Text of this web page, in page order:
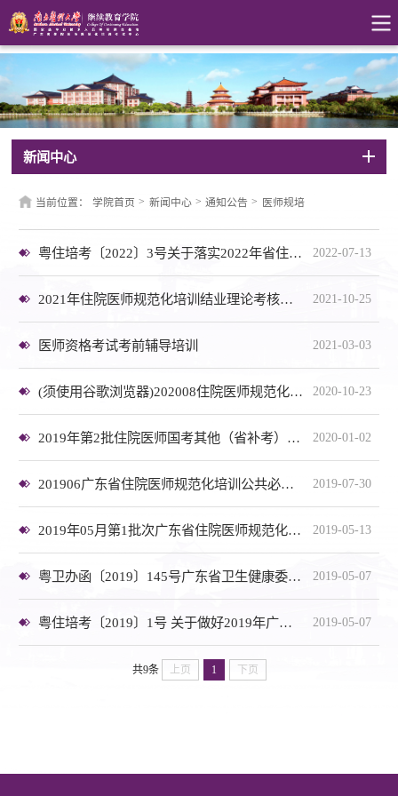
新闻中心
当前位置： 学院首页 > 新闻中心 > 通知公告 > 医师规培
粤住培考〔2022〕3号关于落实2022年省住院医师规范化培训和助理全科医生培训结业考核疫情防控工作的通知 2022-07-13
2021年住院医师规范化培训结业理论考核（国考加试）集中考点疫情防控方案 2021-10-25
医师资格考试考前辅导培训 2021-03-03
(须使用谷歌浏览器)202008住院医师规范化培训结业理论考核国家统考成绩查询链接 2020-10-23
2019年第2批住院医师国考其他（省补考）人员证书领取 2020-01-02
201906广东省住院医师规范化培训公共必修课/ 全科医生转岗（岗位）结业统考成绩单网络查询网址 2019-07-30
2019年05月第1批次广东省住院医师规范化培训结业理论考核工作 2019-05-13
粤卫办函〔2019〕145号广东省卫生健康委办公室关于做好2019年住院医师规范化培训和助理全科医生培训结业考核工作的通知 2019-05-07
粤住培考〔2019〕1号 关于做好2019年广东省住院医师规范化培训公共必修课结业考核考务事项的通知 2019-05-07
共9条 上页 1 下页